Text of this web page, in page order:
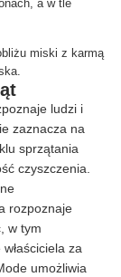
ludzi i
zaznacza na
sprzątania
czyszczenia.
rozpoznaje
w tym
za
umożliwia